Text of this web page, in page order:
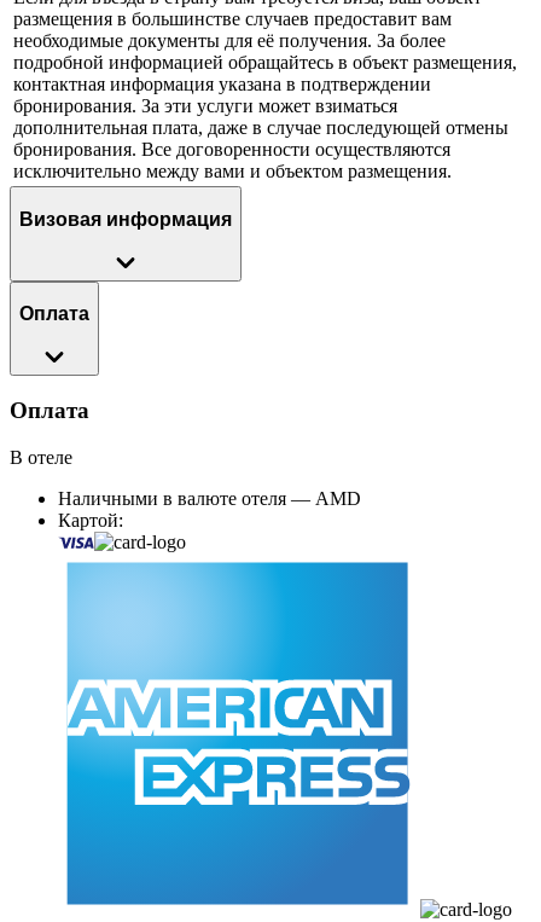
размещения в большинстве случаев предоставит вам
необходимые документы для её получения. За более
подробной информацией обращайтесь в объект размещения,
контактная информация указана в подтверждении
бронирования. За эти услуги может взиматься
дополнительная плата, даже в случае последующей отмены
бронирования. Все договоренности осуществляются
исключительно между вами и объектом размещения.
Визовая информация
Оплата
Оплата
В отеле
Наличными в валюте отеля — AMD
Картой: